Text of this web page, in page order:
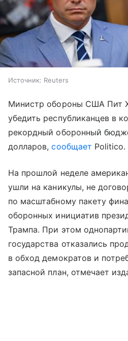
Источник: Reuters
Министр обороны США Пит
убедить республиканцев в
рекордный оборонный
долларов,сообщает Politico.
На прошлой неделе
ушли на каникулы, не
по масштабному пакету
оборонных инициатив
Трампа. При этом
государства отказались
в обход демократов и
запасной план, отмечает